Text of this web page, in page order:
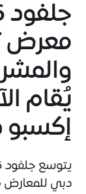
معرض
يُقام
دبي